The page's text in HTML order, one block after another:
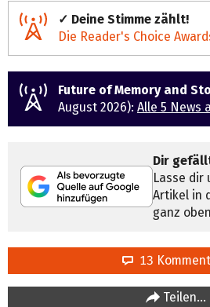
✓ Deine Stimme zählt!
Die Reader's Choice
Future of Memory and
August 2026): Alle 5 News
Dir
Lasse dir
Artikel in
ganz
13
Teilen…